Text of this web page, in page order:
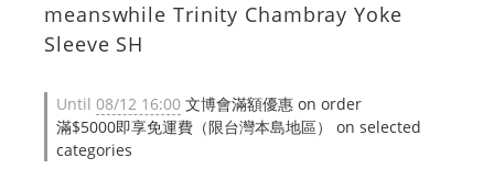
meanswhile Trinity Chambray Yoke
Sleeve SH
Until 08/12 16:00 文博會滿額優惠 on order
滿$5000即享免運費（限台灣本島地區） on selected
categories